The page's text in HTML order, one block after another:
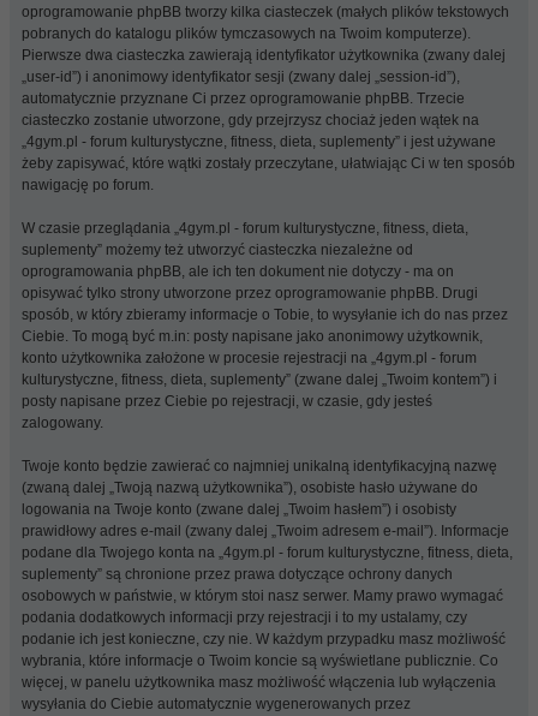
oprogramowanie phpBB tworzy kilka ciasteczek (małych plików tekstowych
pobranych do katalogu plików tymczasowych na Twoim komputerze).
Pierwsze dwa ciasteczka zawierają identyfikator użytkownika (zwany dalej
„user-id”) i anonimowy identyfikator sesji (zwany dalej „session-id”),
automatycznie przyznane Ci przez oprogramowanie phpBB. Trzecie
ciasteczko zostanie utworzone, gdy przejrzysz chociaż jeden wątek na
„4gym.pl - forum kulturystyczne, fitness, dieta, suplementy” i jest używane
żeby zapisywać, które wątki zostały przeczytane, ułatwiając Ci w ten sposób
nawigację po forum.
W czasie przeglądania „4gym.pl - forum kulturystyczne, fitness, dieta,
suplementy” możemy też utworzyć ciasteczka niezależne od
oprogramowania phpBB, ale ich ten dokument nie dotyczy - ma on
opisywać tylko strony utworzone przez oprogramowanie phpBB. Drugi
sposób, w który zbieramy informacje o Tobie, to wysyłanie ich do nas przez
Ciebie. To mogą być m.in: posty napisane jako anonimowy użytkownik,
konto użytkownika założone w procesie rejestracji na „4gym.pl - forum
kulturystyczne, fitness, dieta, suplementy” (zwane dalej „Twoim kontem”) i
posty napisane przez Ciebie po rejestracji, w czasie, gdy jesteś
zalogowany.
Twoje konto będzie zawierać co najmniej unikalną identyfikacyjną nazwę
(zwaną dalej „Twoją nazwą użytkownika”), osobiste hasło używane do
logowania na Twoje konto (zwane dalej „Twoim hasłem”) i osobisty
prawidłowy adres e-mail (zwany dalej „Twoim adresem e-mail”). Informacje
podane dla Twojego konta na „4gym.pl - forum kulturystyczne, fitness, dieta,
suplementy” są chronione przez prawa dotyczące ochrony danych
osobowych w państwie, w którym stoi nasz serwer. Mamy prawo wymagać
podania dodatkowych informacji przy rejestracji i to my ustalamy, czy
podanie ich jest konieczne, czy nie. W każdym przypadku masz możliwość
wybrania, które informacje o Twoim koncie są wyświetlane publicznie. Co
więcej, w panelu użytkownika masz możliwość włączenia lub wyłączenia
wysyłania do Ciebie automatycznie wygenerowanych przez